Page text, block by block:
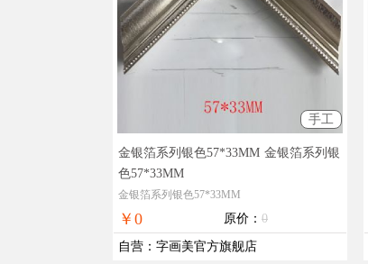
手工
金银箔系列银色57*33MM 金银箔系列银
色57*33MM
金银箔系列银色57*33MM
￥0 原价： 0
自营 ： 字画美官方旗舰店